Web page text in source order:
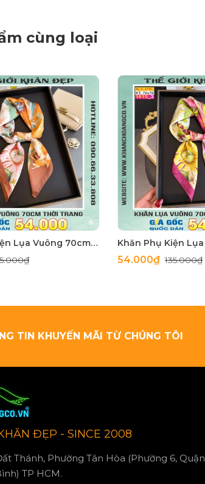
cùng loại
Khăn Phụ Kiện Lụa Vuông 70cm - Thế Giới Khăn Đẹp C1062_4
54.000₫135.000₫
TIN KHUYẾN MÃI TỪ CHÚNG TÔI
ĐẸP - SINCE 2008
Thánh, Phường Tân Hòa (Phường 6, Quận
TP HCM.